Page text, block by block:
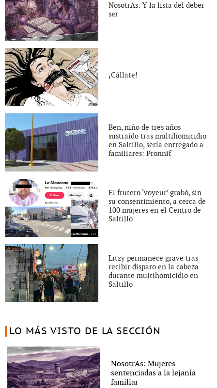
NosotrAs: Y la lista del deber
ser
¡Cállate!
Ben, niño de tres años
sustraído tras multihomicidio
en Saltillo, sería entregado a
familiares: Pronnif
El frutero ‘voyeur’ grabó, sin
su consentimiento, a cerca de
100 mujeres en el Centro de
Saltillo
Litzy permanece grave tras
recibir disparo en la cabeza
durante multihomicidio en
Saltillo
LO MÁS VISTO DE LA SECCIÓN
NosotrAs: Mujeres
sentenciadas a la lejanía
familiar